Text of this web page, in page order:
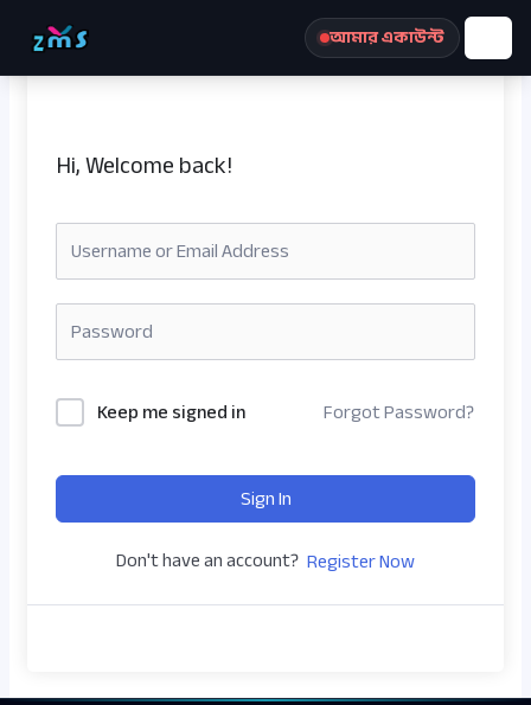
আমার একাউন্ট
Hi, Welcome back!
Keep me signed in Forgot Password?
Sign In
Don't have an account? Register Now